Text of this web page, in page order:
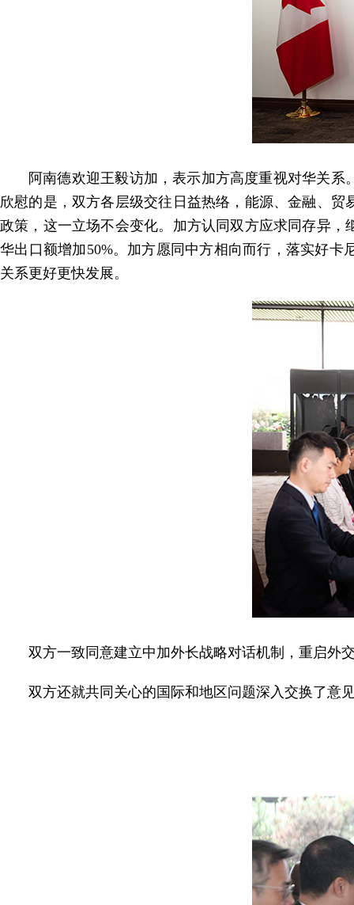
阿南德欢迎王毅访加，表示加方高度重视对华关
欣慰的是，双方各层级交往日益热络，能源、金融、
政策，这一立场不会变化。加方认同双方应求同存异
华出口额增加50%。加方愿同中方相向而行，落实好
关系更好更快发展。
双方一致同意建立中加外长战略对话机制，重启外
双方还就共同关心的国际和地区问题深入交换了意